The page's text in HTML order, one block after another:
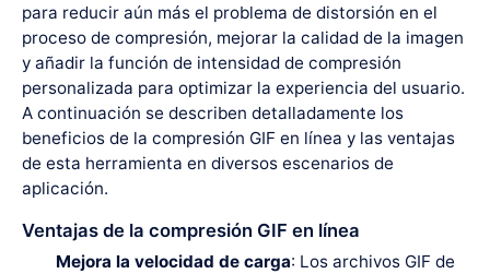
para reducir aún más el problema de distorsión en el
proceso de compresión, mejorar la calidad de la imagen
y añadir la función de intensidad de compresión
personalizada para optimizar la experiencia del usuario.
A continuación se describen detalladamente los
beneficios de la compresión GIF en línea y las ventajas
de esta herramienta en diversos escenarios de
aplicación.
Ventajas de la compresión GIF en línea
Mejora la velocidad de carga: Los archivos GIF de